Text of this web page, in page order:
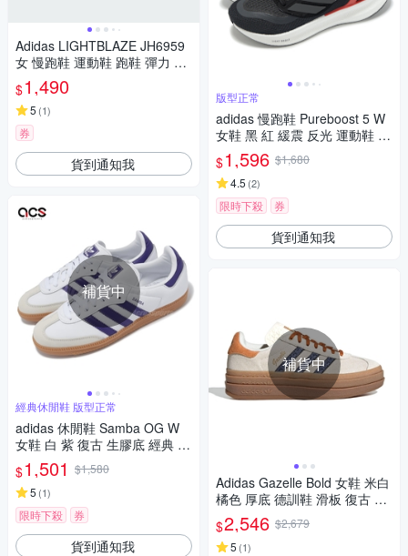
Adidas LIGHTBLAZE JH6959
女 慢跑鞋 運動鞋 跑鞋 彈力 緩
震 黑 灰
$1,490
5 (1)
券
貨到通知我
補貨中
經典休閒鞋 版型正常
adidas 休閒鞋 Samba OG W
女鞋 白 紫 復古 生膠底 經典 德
訓鞋 愛迪達 IF6514
$1,501 $1,580
5 (1)
限時下殺 券
貨到通知我
版型正常
adidas 慢跑鞋 Pureboost 5 W
女鞋 黑 紅 緩震 反光 運動鞋 愛
迪達 JH6452
$1,596 $1,680
4.5 (2)
限時下殺 券
貨到通知我
補貨中
Adidas Gazelle Bold 女鞋 米白
橘色 厚底 德訓鞋 滑板 復古 運
動 愛迪達 休閒鞋 JQ0955
$2,546 $2,679
5 (1)